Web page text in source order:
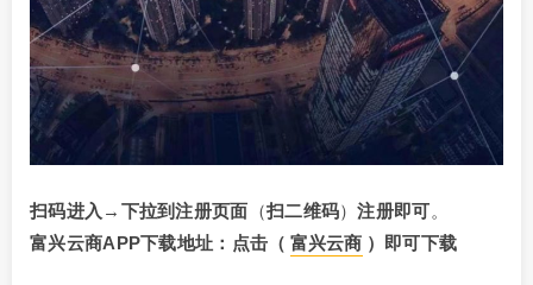
扫码进入 ​→ 下拉到注册页面 （扫二维码）注册即可。
富兴云商APP下载地址：点击 （ 富兴云商 ） 即可下载